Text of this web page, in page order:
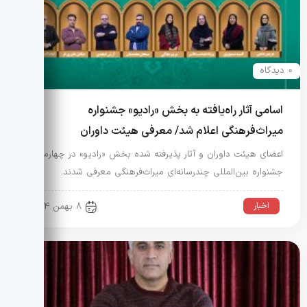
0 دیدگاه
اسامی آثار راه‌یافته به بخش «رادیو» جشنواره
میراث‌فرهنگی اعلام شد/ معرفی هیئت داوران
اعضای هیئت داوران و آثار پذیرفته شده بخش «رادیو» در چهارمین
جشنواره بین‌المللی چندرسانه‌ای میراث‌فرهنگی معرفی شدند.
اخبار 8 بهمن 1404